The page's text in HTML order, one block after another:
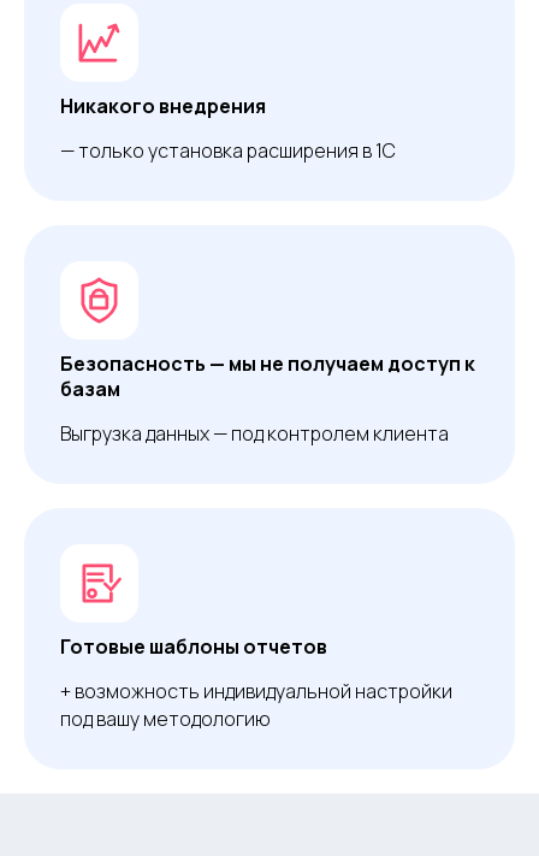
Никакого внедрения
— только установка расширения в 1С
Безопасность — мы не получаем доступ к
базам
Выгрузка данных — под контролем клиента
Готовые шаблоны отчетов
+ возможность индивидуальной настройки
под вашу методологию